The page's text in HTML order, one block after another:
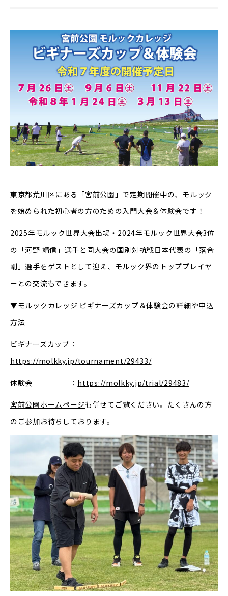
東京都荒川区にある「宮前公園」で定期開催中の、モルック
を始められた初心者の方のための入門大会＆体験会です！
2025年モルック世界大会出場・2024年モルック世界大会3位
の「河野 靖信」選手と同大会の国別対抗戦日本代表の「落合
剛」選手をゲストとして迎え、モルック界のトッププレイヤ
ーとの交流もできます。
▼モルックカレッジ ビギナーズカップ＆体験会の詳細や申込
方法
ビギナーズカップ：
https://molkky.jp/tournament/29433/
体験会 ： https://molkky.jp/trial/29483/
宮前公園ホームページも併せてご覧ください。たくさんの方
のご参加お待ちしております。